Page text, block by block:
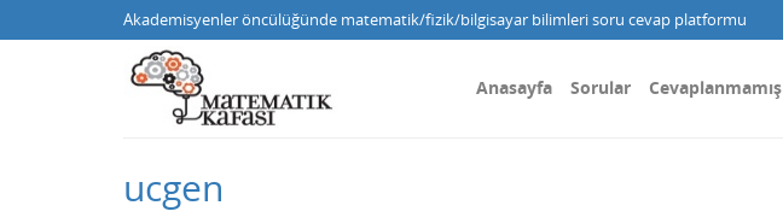
Akademisyenler öncülüğünde matematik/fizik/bilgisayar bilimleri soru cevap platformu
Anasayfa Sorular Cevaplanmamış
ucgen